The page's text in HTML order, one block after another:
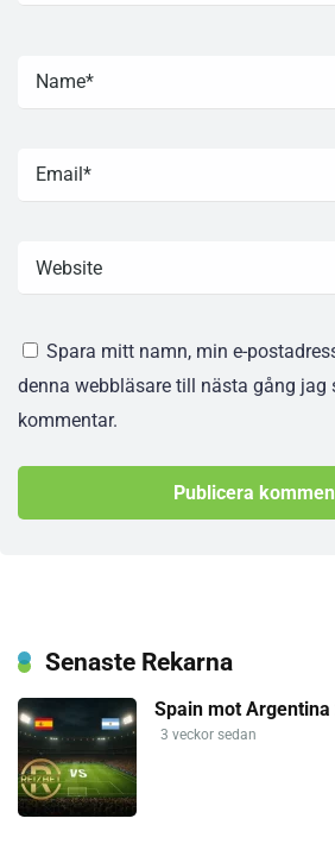
Spara mitt namn, min e-
denna webbläsare till nästa gång jag
kommentar.
Senaste Rekarna
Spain mot
3 veckor sedan